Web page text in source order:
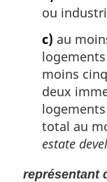
ou
c) au
moins
deux
total au
estate
représentant